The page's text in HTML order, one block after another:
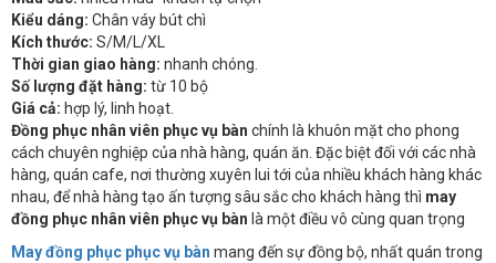
Kiểu dáng: Chân váy bút chì
Kích thước: S/M/L/XL
Thời gian giao hàng: nhanh chóng.
Số lượng đặt hàng: từ 10 bộ
Giá cả: hợp lý, linh hoạt.
Đồng phục nhân viên phục vụ bàn chính là khuôn mặt cho phong
cách chuyên nghiệp của nhà hàng, quán ăn. Đặc biệt đối với các nhà
hàng, quán cafe, nơi thường xuyên lui tới của nhiều khách hàng khác
nhau, để nhà hàng tạo ấn tượng sâu sắc cho khách hàng thì may
đồng phục nhân viên phục vụ bàn là một điều vô cùng quan trọng
May đồng phục phục vụ bàn mang đến sự đồng bộ, nhất quán trong